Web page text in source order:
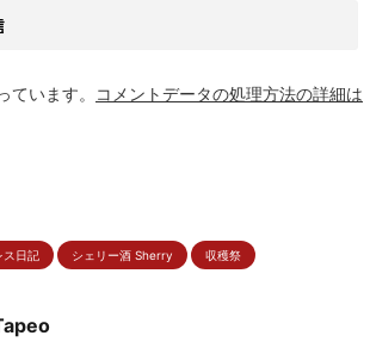
います。
コメントデータの処理方法の詳細は
ス日記 シェリー酒 Sherry 収穫祭